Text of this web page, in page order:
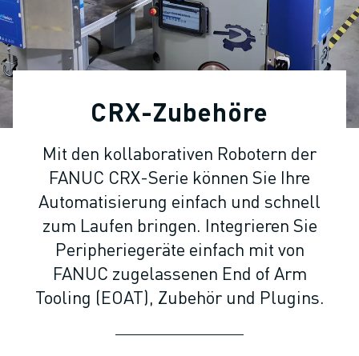
KOLLABORATIVE ROBOTER
ROBOTERPALETTE
ROBOTER-STEUERUNGEN
ROBOTER-ZUBEHÖR
ROBOTER-SOFTWARE
SIMULATIONSSOFTWARE
ROBOTER-AUTOMATISIERUNG
KOMPAKTE CNC-BEARBEITUNGSZENTREN
ROBODRILL-FILTER
ROBODRILL KOMPAKTE CNC-BEARBEITUNGSZENTREN
ROBODRILL SOFTWARE
ROBODRILL VORBEUGENDE WARTUNG
ROBODRILL NACHHALTIGKEIT
CRX-Zubehöre
Mit den kollaborativen Robotern der
FANUC CRX-Serie können Sie Ihre
Automatisierung einfach und schnell
zum Laufen bringen. Integrieren Sie
Peripheriegeräte einfach mit von
FANUC zugelassenen End of Arm
Tooling (EOAT), Zubehör und Plugins.